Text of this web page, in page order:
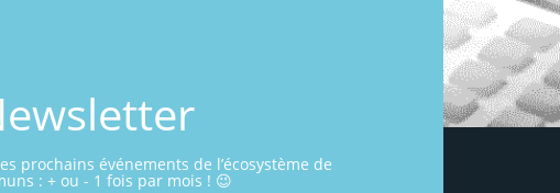
prochains événements de l’écosystème de
: + ou - 1 fois par mois ! 😉